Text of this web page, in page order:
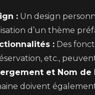
: Un design
d’un thème
: Des
etc.,
et Nom de
doivent